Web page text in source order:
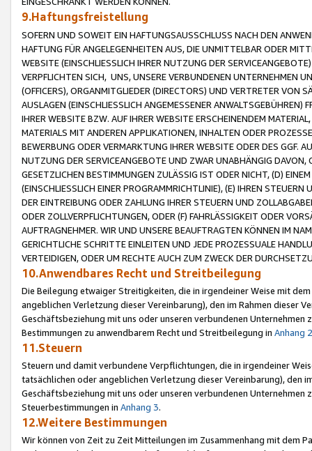
9.Haftungsfreistellung
SOFERN UND SOWEIT EIN HAFTUNGSAUSSCHLUSS NACH DEN
HAFTUNG FÜR ANGELEGENHEITEN AUS, DIE UNMITTELBAR ODER
WEBSITE (EINSCHLIESSLICH IHRER NUTZUNG DER
VERPFLICHTEN SICH, UNS, UNSERE VERBUNDENEN UNTERNEHMEN
(OFFICERS), ORGANMITGLIEDER (DIRECTORS) UND VERTRETER VON
AUSLAGEN (EINSCHLIESSLICH ANGEMESSENER
IHRER WEBSITE BZW. AUF IHRER WEBSITE ERSCHEINENDEM
MATERIALS MIT ANDEREN APPLIKATIONEN, INHALTEN ODER
BEWERBUNG ODER VERMARKTUNG IHRER WEBSITE ODER DES GGF.
NUTZUNG DER SERVICEANGEBOTE UND ZWAR UNABHÄNGIG
GESETZLICHEN BESTIMMUNGEN ZULÄSSIG IST ODER NICHT, (D)
(EINSCHLIESSLICH EINER PROGRAMMRICHTLINIE), (E) IHREN
DER EINTREIBUNG ODER ZAHLUNG IHRER STEUERN UND
ODER ZOLLVERPFLICHTUNGEN, ODER (F) FAHRLÄSSIGKEIT ODER
AUFTRAGNEHMER. WIR UND UNSERE BEAUFTRAGTEN KÖNNEN IM
GERICHTLICHE SCHRITTE EINLEITEN UND JEDE PROZESSUALE
VERTEIDIGEN, ODER UM RECHTE AUCH ZUM ZWECK DER
10.Anwendbares Recht und Streitbeilegung
Die Beilegung etwaiger Streitigkeiten, die in irgendeiner Weise mit
angeblichen Verletzung dieser Vereinbarung), den im Rahmen dieser
Geschäftsbeziehung mit uns oder unseren verbundenen
Bestimmungen zu anwendbarem Recht und Streitbeilegung in Anhang 2
11.Steuern
Steuern und damit verbundene Verpflichtungen, die in irgendeiner
tatsächlichen oder angeblichen Verletzung dieser Vereinbarung), den
Geschäftsbeziehung mit uns oder unseren verbundenen
Steuerbestimmungen in Anhang 3.
12.Weitere Bestimmungen
Wir können von Zeit zu Zeit Mitteilungen im Zusammenhang mit dem